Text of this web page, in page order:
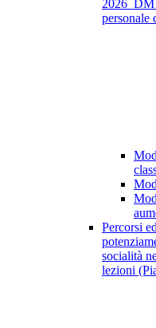
personale
Percorsi
socialità
lezioni